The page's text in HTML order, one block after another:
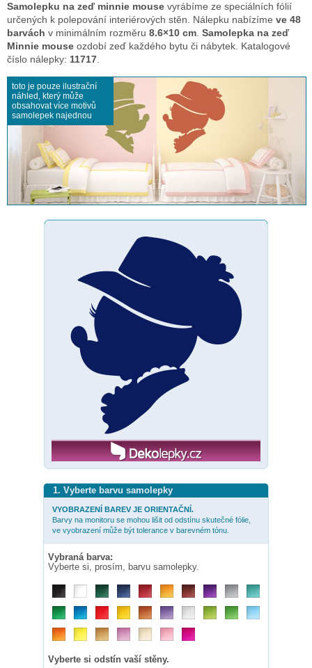
Samolepku na zeď minnie mouse vyrábíme ze speciálních fólií
určených k polepování interiérových stěn. Nálepku nabízíme ve 48
barvách v minimálním rozměru 8.6×10 cm Samolepka na zeď
Minnie mouse ozdobí zeď každého bytu či nábytek. Katalogové
číslo nálepky: 11717
toto je pouze ilustrační
náhled, který může
obsahovat více motivů
samolepek najednou
1. Vyberte barvu samolepky
VYOBRAZENÍ BAREV JE ORIENTAČNÍ.
Barvy na monitoru se mohou lišit od odstínu skutečné fólie,
ve vyobrazení může být tolerance v barevném tónu.
Vybraná barva:
Vyberte si, prosím, barvu samolepky.
Vyberte si odstín vaší stěny.